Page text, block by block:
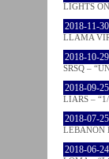
LIGHTS
2018-11-30
LLAMA
2018-10-29
SRSQ –
2018-09-25
LIARS –
2018-07-25
LEBANON
2018-06-24